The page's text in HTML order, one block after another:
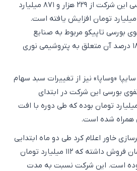
گزارش، ارزش پرتفوی بورسی این شرکت از ۲۲۹ هزار و ۸۷۱ میلیارد
تومان به ۲۳۰ هزار و ۶۰۳ میلیارد تومان افزایش یافته است.
پرتفوی بورسی تاپیکو مربوط به صنایع
پتروشیمی خلیج فارس و ۱۸ درصد آن متعلق به پتروشیمی نوری
«وساپا» نیز از تغییرات سبد سهام
بورسی این شرکت در ابتدای
حدود ۱۴ هزار میلیارد تومان بوده که طی دوره با افت
خاور اعلام کرد طی دو ماه ابتدایی
سال مالی، ۱۲۵ میلیارد تومان فروش داشته که ۱۱۲ میلیارد تومان
است. این شرکت نسبت به مدت